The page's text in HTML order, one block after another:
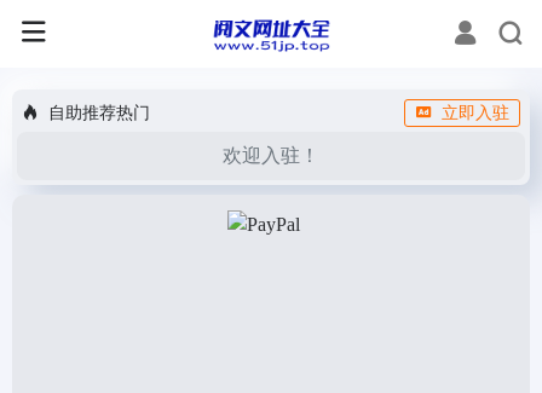
自助推荐热门 立即入驻
欢迎入驻！